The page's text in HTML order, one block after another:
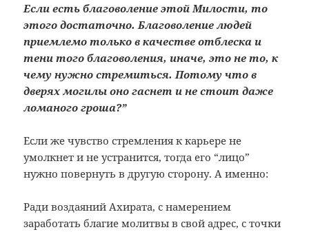
Если есть благоволение этой Милости, то
этого достаточно. Благоволение людей
приемлемо только в качестве отблеска и
тени того благоволения, иначе, это не то, к
чему нужно стремиться. Потому что в
дверях могилы оно гаснет и не стоит даже
ломаного гроша?”
Если же чувство стремления к карьере не
умолкнет и не устранится, тогда его “лицо”
нужно повернуть в другую сторону. А именно:
Ради воздаяний Ахирата, с намерением
заработать благие молитвы в свой адрес, с точки